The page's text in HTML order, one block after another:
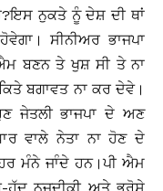
ਨੁਕਤੇ ਨੂੰ ਦੇਸ਼ ਦੀ ਥਾਂ
ਸੀਨੀਅਰ ਭਾਜਪਾ
ਬਣਨ ਤੇ ਖੁਸ਼ ਸੀ ਤੇ ਨਾ
ਬਗਾਵਤ ਨਾ ਕਰ ਦੇਵੇ।
ਜੇਤਲੀ ਭਾਜਪਾ ਦੇ ਅਣ
ਵਾਲੇ ਨੇਤਾ ਨਾ ਹੋਣ ਦੇ
ਮੰਨੇ ਜਾੰਦੇ ਹਨ।ਪੀ ਐਮ